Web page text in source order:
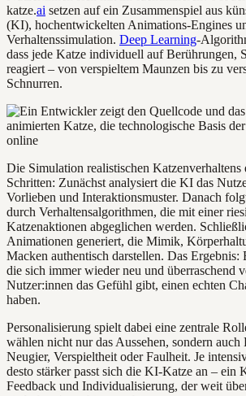
katze.ai setzen auf ein Zusammenspiel aus
(KI), hochentwickelten Animations-Engines
Verhaltenssimulation. Deep Learning-
dass jede Katze individuell auf Berührungen,
reagiert – von verspieltem Maunzen bis zu
Schnurren.
Die Simulation realistischen Katzenverhaltens
Schritten: Zunächst analysiert die KI das
Vorlieben und Interaktionsmuster. Danach
durch Verhaltensalgorithmen, die mit einer
Katzenaktionen abgeglichen werden.
Animationen generiert, die Mimik,
Macken authentisch darstellen. Das Ergebnis:
die sich immer wieder neu und überraschend
Nutzer:innen das Gefühl gibt, einen echten
haben.
Personalisierung spielt dabei eine zentrale
wählen nicht nur das Aussehen, sondern auch
Neugier, Verspieltheit oder Faulheit. Je
desto stärker passt sich die KI-Katze an – ein
Feedback und Individualisierung, der weit